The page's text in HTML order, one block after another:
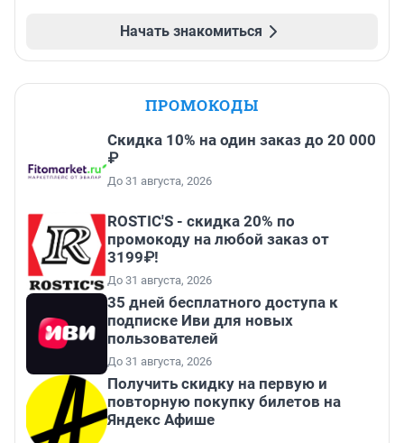
Начать знакомиться
ПРОМОКОДЫ
Скидка 10% на один заказ до 20 000
₽
До 31 августа, 2026
ROSTIC'S - скидка 20% по
промокоду на любой заказ от
3199₽!
До 31 августа, 2026
35 дней бесплатного доступа к
подписке Иви для новых
пользователей
До 31 августа, 2026
Получить скидку на первую и
повторную покупку билетов на
Яндекс Афише